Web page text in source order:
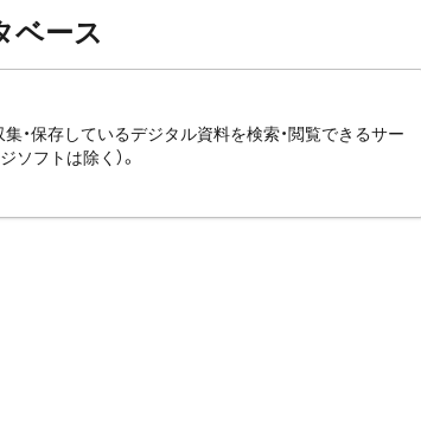
ベース
・保存しているデジタル資料を検索・閲覧できるサー
ソフトは除く）。